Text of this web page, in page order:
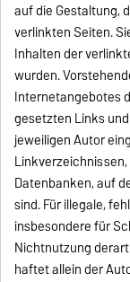
auf die Gestaltung,
verlinkten Seiten.
Inhalten der
wurden.
Internetangebotes
gesetzten Links
jeweiligen Autor
Datenbanken, auf
sind. Für illegale,
insbesondere für
Nichtnutzung
haftet allein der